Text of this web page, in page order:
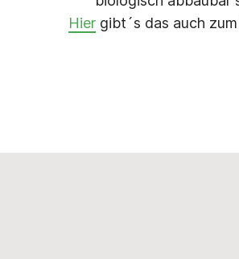
Hiergibt´s das auch zum